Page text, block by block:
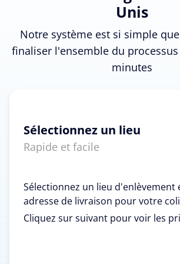
Unis
Notre système est si simple
finaliser l'ensemble du
minutes
Sélectionnez un lieu
Rapide et facile
Sélectionnez un lieu d'enlèvement
adresse de livraison pour votre
Cliquez sur suivant pour voir les